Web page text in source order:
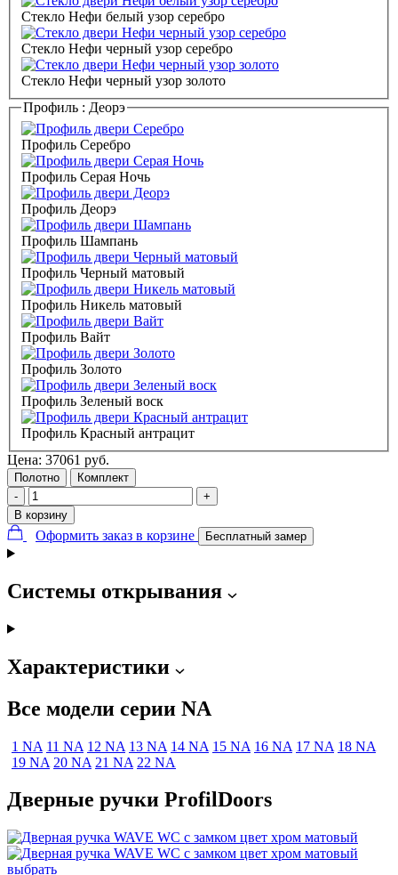
Стекло Нефи белый узор серебро
Стекло Нефи черный узор серебро
Стекло Нефи черный узор золото
Профиль : Деорэ
Профиль Серебро
Профиль Серая Ночь
Профиль Деорэ
Профиль Шампань
Профиль Черный матовый
Профиль Никель матовый
Профиль Вайт
Профиль Золото
Профиль Зеленый воск
Профиль Красный антрацит
Цена: 37061 руб.
Полотно
Комплект
-
+
В корзину
Оформить заказ в корзине Бесплатный замер
Системы открывания
Характеристики
Все модели серии NA
1 NA 11 NA 12 NA 13 NA 14 NA 15 NA 16 NA 17 NA 18 NA
19 NA 20 NA 21 NA 22 NA
Дверные ручки ProfilDoors
выбрать